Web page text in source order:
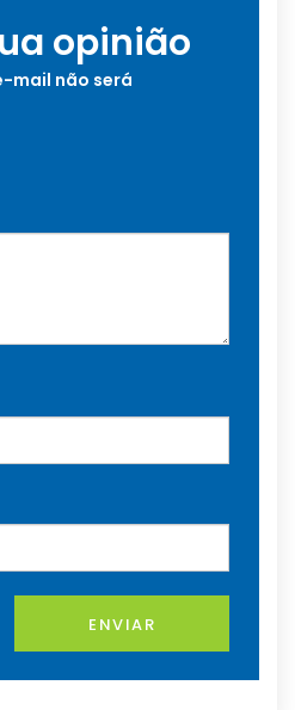
opinião
mail não será
ENVIAR